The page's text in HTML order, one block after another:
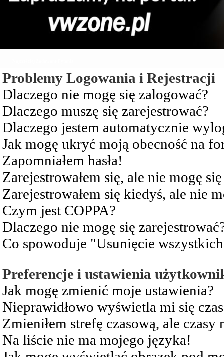
Problemy Logowania i Rejestracji
Dlaczego nie mogę się zalogować?
Dlaczego muszę się zarejestrować?
Dlaczego jestem automatycznie
Jak mogę ukryć moją obecność na
Zapomniałem hasła!
Zarejestrowałem się, ale nie mogę
Zarejestrowałem się kiedyś, ale nie
Czym jest COPPA?
Dlaczego nie mogę się
Co spowoduje "Usunięcie
Preferencje i ustawienia
Jak mogę zmienić moje ustawienia?
Nieprawidłowo wyświetla mi się
Zmieniłem strefę czasową, ale czasy
Na liście nie ma mojego języka!